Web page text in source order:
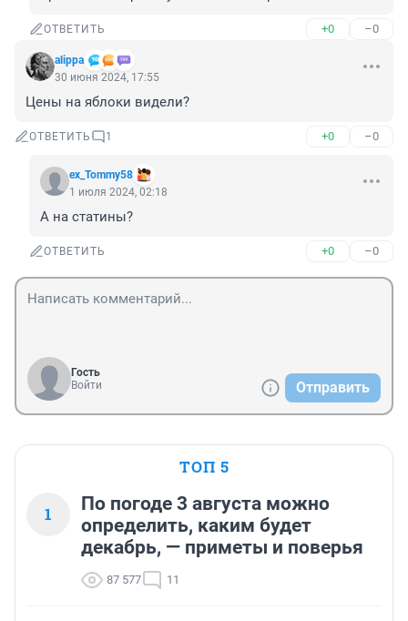
ОТВЕТИТЬ +0 –0
alippa
30 июня 2024, 17:55
Цены на яблоки видели?
ОТВЕТИТЬ 1 +0 –0
ex_Tommy58
1 июля 2024, 02:18
А на статины?
ОТВЕТИТЬ +0 –0
Гость
Войти
Отправить
ТОП 5
1
По погоде 3 августа можно
определить, каким будет
декабрь, — приметы и поверья
87 577 11